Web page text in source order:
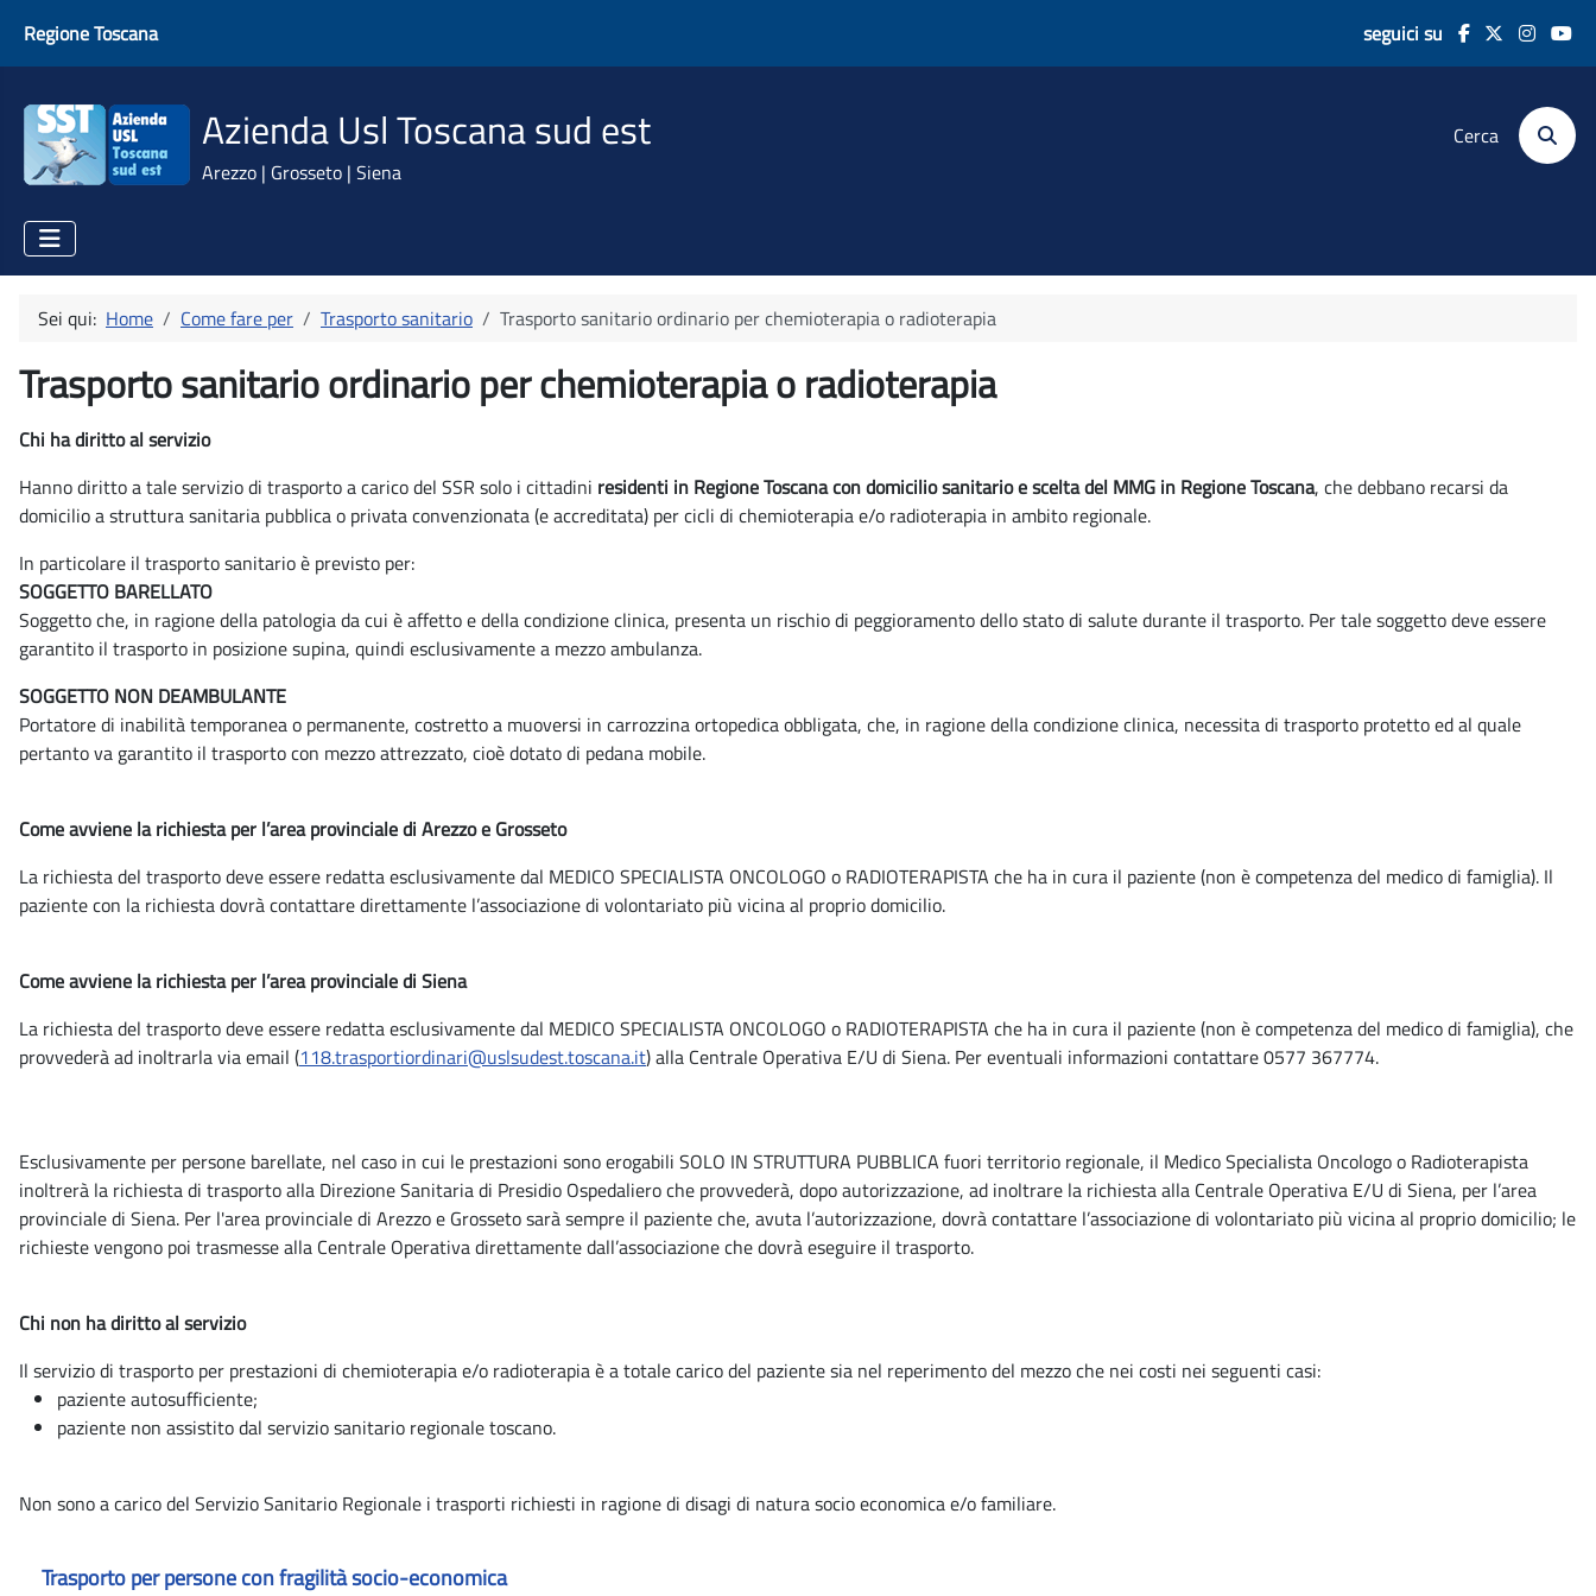
Regione Toscana seguici su
Azienda Usl Toscana sud est
Arezzo | Grosseto | Siena
Cerca
Trasporto per persone con fragilità socio-economica
Sei qui: Home Come fare per Trasporto sanitario Trasporto sanitario ordinario per chemioterapia o radioterapia
Trasporto sanitario ordinario per chemioterapia o radioterapia
Chi ha diritto al servizio
Hanno diritto a tale servizio di trasporto a carico del SSR solo i cittadini residenti in Regione Toscana con domicilio sanitario e scelta del MMG in Regione Toscana, che debbano recarsi da
domicilio a struttura sanitaria pubblica o privata convenzionata (e accreditata) per cicli di chemioterapia e/o radioterapia in ambito regionale.
In particolare il trasporto sanitario è previsto per:
SOGGETTO BARELLATO
Soggetto che, in ragione della patologia da cui è affetto e della condizione clinica, presenta un rischio di peggioramento dello stato di salute durante il trasporto. Per tale soggetto deve essere
garantito il trasporto in posizione supina, quindi esclusivamente a mezzo ambulanza.
SOGGETTO NON DEAMBULANTE
Portatore di inabilità temporanea o permanente, costretto a muoversi in carrozzina ortopedica obbligata, che, in ragione della condizione clinica, necessita di trasporto protetto ed al quale
pertanto va garantito il trasporto con mezzo attrezzato, cioè dotato di pedana mobile.
Come avviene la richiesta per l’area provinciale di Arezzo e Grosseto
La richiesta del trasporto deve essere redatta esclusivamente dal MEDICO SPECIALISTA ONCOLOGO o RADIOTERAPISTA che ha in cura il paziente (non è competenza del medico di famiglia). Il
paziente con la richiesta dovrà contattare direttamente l’associazione di volontariato più vicina al proprio domicilio.
Come avviene la richiesta per l’area provinciale di Siena
La richiesta del trasporto deve essere redatta esclusivamente dal MEDICO SPECIALISTA ONCOLOGO o RADIOTERAPISTA che ha in cura il paziente (non è competenza del medico di famiglia), che
provvederà ad inoltrarla via email (118.trasportiordinari@uslsudest.toscana.it) alla Centrale Operativa E/U di Siena. Per eventuali informazioni contattare 0577 367774.
Esclusivamente per persone barellate, nel caso in cui le prestazioni sono erogabili SOLO IN STRUTTURA PUBBLICA fuori territorio regionale, il Medico Specialista Oncologo o Radioterapista
inoltrerà la richiesta di trasporto alla Direzione Sanitaria di Presidio Ospedaliero che provvederà, dopo autorizzazione, ad inoltrare la richiesta alla Centrale Operativa E/U di Siena, per l’area
provinciale di Siena. Per l'area provinciale di Arezzo e Grosseto sarà sempre il paziente che, avuta l’autorizzazione, dovrà contattare l’associazione di volontariato più vicina al proprio domicilio; le
richieste vengono poi trasmesse alla Centrale Operativa direttamente dall’associazione che dovrà eseguire il trasporto.
Chi non ha diritto al servizio
Il servizio di trasporto per prestazioni di chemioterapia e/o radioterapia è a totale carico del paziente sia nel reperimento del mezzo che nei costi nei seguenti casi:
paziente autosufficiente;
paziente non assistito dal servizio sanitario regionale toscano.
Non sono a carico del Servizio Sanitario Regionale i trasporti richiesti in ragione di disagi di natura socio economica e/o familiare.